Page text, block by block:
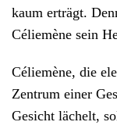
kaum erträgt.
Céliemène sein
Céliemène, die
Zentrum einer
Gesicht lächelt,